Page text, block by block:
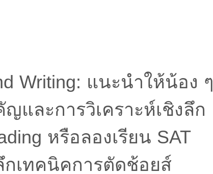
Writing: แนะนำให้น้อง ๆ
และการวิเคราะห์เชิงลึก
หรือลองเรียน SAT
กเทคนิคการตัดช้อยส์